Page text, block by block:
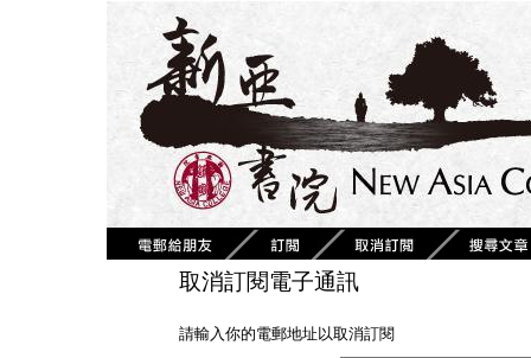
取消訂閱電子通訊
請輸入你的電郵地址以取消訂閱